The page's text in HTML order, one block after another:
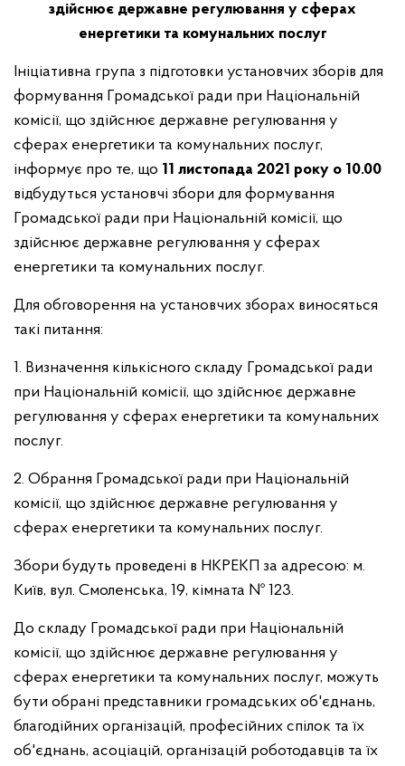
здійснює державне регулювання у сферах
енергетики та комунальних послуг
Ініціативна група з підготовки установчих зборів для
формування Громадської ради при Національній
комісії, що здійснює державне регулювання у
сферах енергетики та комунальних послуг,
інформує про те, що 11 листопада 2021 року о 10.00
відбудуться установчі збори для формування
Громадської ради при Національній комісії, що
здійснює державне регулювання у сферах
енергетики та комунальних послуг.
Для обговорення на установчих зборах виносяться
такі питання:
1. Визначення кількісного складу Громадської ради
при Національній комісії, що здійснює державне
регулювання у сферах енергетики та комунальних
послуг.
2. Обрання Громадської ради при Національній
комісії, що здійснює державне регулювання у
сферах енергетики та комунальних послуг.
Збори будуть проведені в НКРЕКП за адресою: м.
Київ, вул. Смоленська, 19, кімната № 123.
До складу Громадської ради при Національній
комісії, що здійснює державне регулювання у
сферах енергетики та комунальних послуг, можуть
бути обрані представники громадських об'єднань,
благодійних організацій, професійних спілок та їх
об'єднань, асоціацій, організацій роботодавців та їх